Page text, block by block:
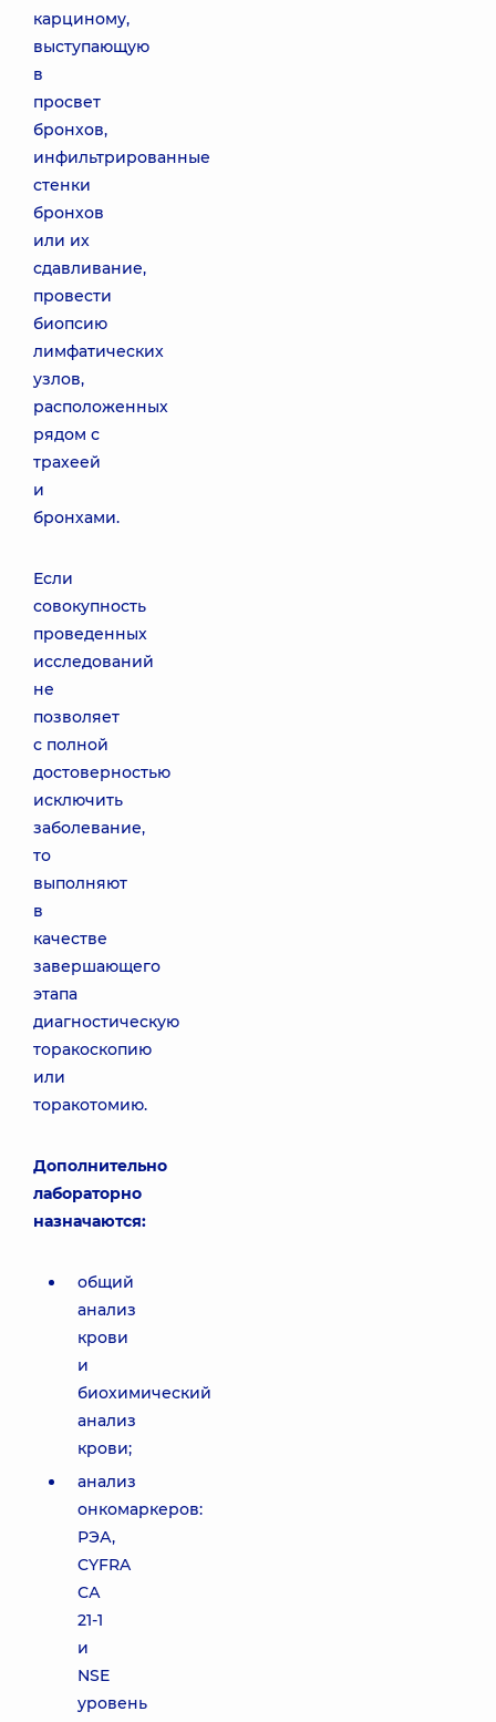
карциному,
выступающую
в
просвет
бронхов,
инфильтрированные
стенки
бронхов
или их
сдавливание,
провести
биопсию
лимфатических
узлов,
расположенных
рядом с
трахеей
и
бронхами.
Если
совокупность
проведенных
исследований
не
позволяет
с полной
достоверностью
исключить
заболевание,
то
выполняют
в
качестве
завершающего
этапа
диагностическую
торакоскопию
или
торакотомию.
Дополнительно
лабораторно
назначаются:
общий
анализ
крови
и
биохимический
анализ
крови;
анализ
онкомаркеров:
РЭА,
CYFRA
СА
21-1
и
NSE
уровень